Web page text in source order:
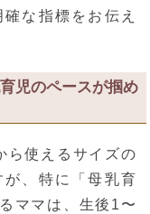
な指標をお伝え
児のペースが掴め
ら使えるサイズの
、特に「母乳育
ママは、生後1〜